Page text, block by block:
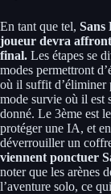
En tant que tel, Sans
joueur devra
final. Les étapes se
modes permettront
où il suffit d’éliminer
mode survie où il est
donné. Le 3ème est
protéger une IA, et
déverrouiller un
viennent ponctuer
noter que les arènes
l’aventure solo, ce